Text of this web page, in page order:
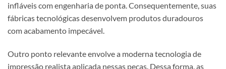
infláveis com engenharia de ponta. Consequentemente, suas
fábricas tecnológicas desenvolvem produtos duradouros
com acabamento impecável.
Outro ponto relevante envolve a moderna tecnologia de
impressão realista aplicada nessas peças. Dessa forma, as